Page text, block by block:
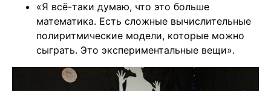
«Я всё-таки думаю, что это больше
математика. Есть сложные вычислительные
полиритмические модели, которые можно
сыграть. Это экспериментальные вещи».